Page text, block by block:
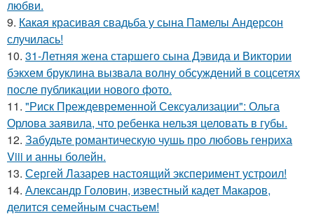
любви.
9. Какая красивая свадьба у сына Памелы Андерсон
случилась!
10. 31-Летняя жена старшего сына Дэвида и Виктории
бэкхем бруклина вызвала волну обсуждений в соцсетях
после публикации нового фото.
11. "Риск Преждевременной Сексуализации": Ольга
Орлова заявила, что ребенка нельзя целовать в губы.
12. Забудьте романтическую чушь про любовь генриха
Viii и анны болейн.
13. Сергей Лазарев настоящий эксперимент устроил!
14. Александр Головин, известный кадет Макаров,
делится семейным счастьем!